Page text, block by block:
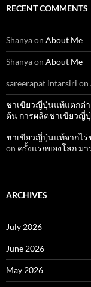
RECENT COMMENTS
Shanyaon About Me
Shanyaon About Me
sareerapat intarsiri on
ชาเขียวญี่ปุ่นแท้แตกต่า
ต้น การผลิตชาเขียวญี่
ชาเขียวญี่ปุ่นแท้จากไร่
on ครั้งแรกของโลก ม
ARCHIVES
July 2026
June 2026
May 2026